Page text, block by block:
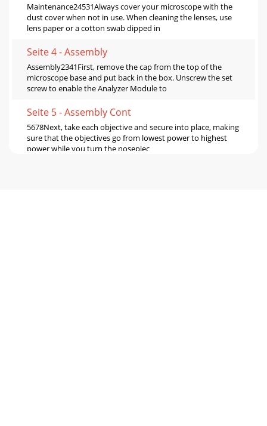
Maintenance24531Always cover your microscope with the
dust cover when not in use. When cleaning the lenses, use
lens paper or a cotton swab dipped in
Seite 4 - Assembly
Assembly2341First, remove the cap from the top of the
microscope base and put back in the box. Unscrew the set
screw to enable the Analyzer Module to
Seite 5 - Assembly Cont
5678Next, take each objective and secure into place, making
sure that the objectives go from lowest power to highest
power while you turn the nosepiec